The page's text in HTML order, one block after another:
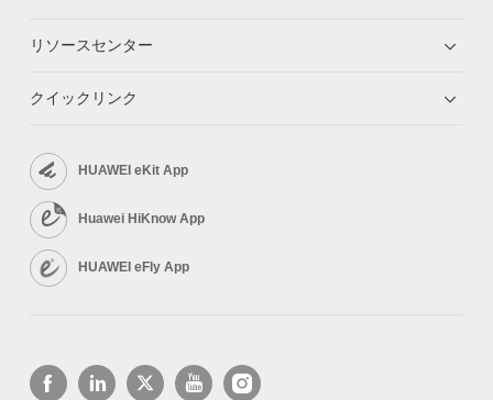
リソースセンター
クイックリンク
HUAWEI eKit App
Huawei HiKnow App
HUAWEI eFly App